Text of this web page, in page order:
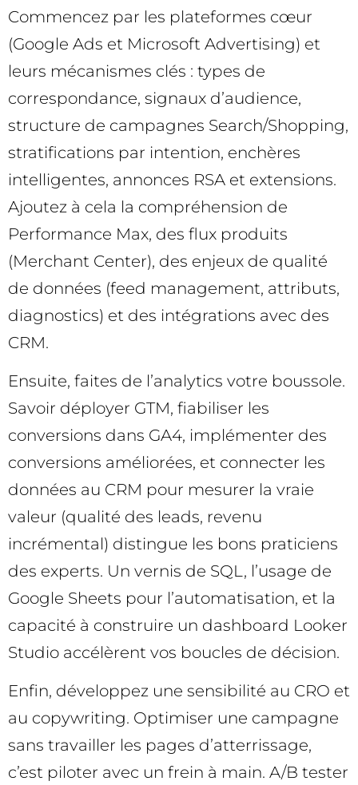
Commencez par les plateformes cœur
(Google Ads et Microsoft Advertising) et
leurs mécanismes clés : types de
correspondance, signaux d’audience,
structure de campagnes Search/Shopping,
stratifications par intention, enchères
intelligentes, annonces RSA et extensions.
Ajoutez à cela la compréhension de
Performance Max, des flux produits
(Merchant Center), des enjeux de qualité
de données (feed management, attributs,
diagnostics) et des intégrations avec des
CRM.
Ensuite, faites de l’analytics votre boussole.
Savoir déployer GTM, fiabiliser les
conversions dans GA4, implémenter des
conversions améliorées, et connecter les
données au CRM pour mesurer la vraie
valeur (qualité des leads, revenu
incrémental) distingue les bons praticiens
des experts. Un vernis de SQL, l’usage de
Google Sheets pour l’automatisation, et la
capacité à construire un dashboard Looker
Studio accélèrent vos boucles de décision.
Enfin, développez une sensibilité au CRO et
au copywriting. Optimiser une campagne
sans travailler les pages d’atterrissage,
c’est piloter avec un frein à main. A/B tester